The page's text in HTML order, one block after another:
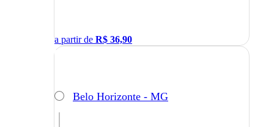
a partir de R$ 36,90
Belo Horizonte - MG